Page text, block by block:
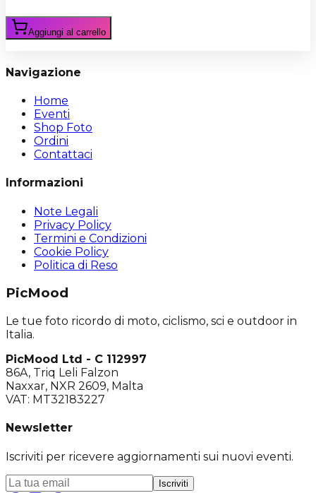
Aggiungi al carrello
Navigazione
Home
Eventi
Shop Foto
Ordini
Contattaci
Informazioni
Note Legali
Privacy Policy
Termini e Condizioni
Cookie Policy
Politica di Reso
PicMood
Le tue foto ricordo di moto, ciclismo, sci e outdoor in
Italia.
PicMood Ltd - C 112997
86A, Triq Leli Falzon
Naxxar, NXR 2609, Malta
VAT: MT32183227
Newsletter
Iscriviti per ricevere aggiornamenti sui nuovi eventi.
Iscriviti